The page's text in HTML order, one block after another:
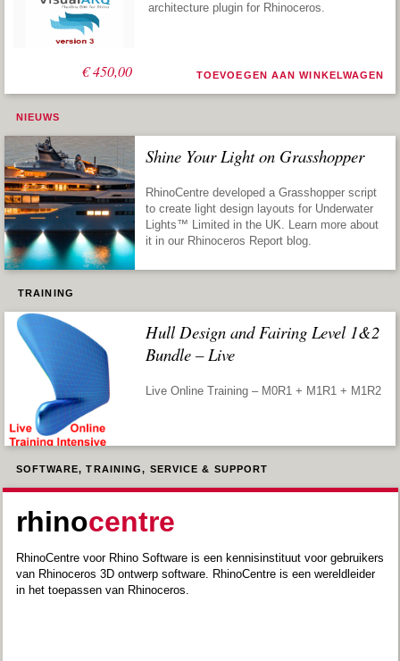
€450,00
architecture plugin for Rhinoceros.
TOEVOEGEN AAN WINKELWAGEN
NIEUWS
Shine Your Light on Grasshopper
RhinoCentre developed a Grasshopper script
to create light design layouts for Underwater
Lights™ Limited in the UK. Learn more about
it in our Rhinoceros Report blog.
TRAINING
Hull Design and Fairing Level 1&2
Bundle – Live
Live Online Training – M0R1 + M1R1 + M1R2
SOFTWARE, TRAINING, SERVICE & SUPPORT
rhinocentre
RhinoCentre voor Rhino Software is een kennisinstituut voor gebruikers
van Rhinoceros 3D ontwerp software. RhinoCentre is een wereldleider
in het toepassen van Rhinoceros.